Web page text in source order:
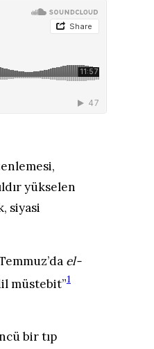
yükselen
siyasi
el-
müstebit”1
bir tıp